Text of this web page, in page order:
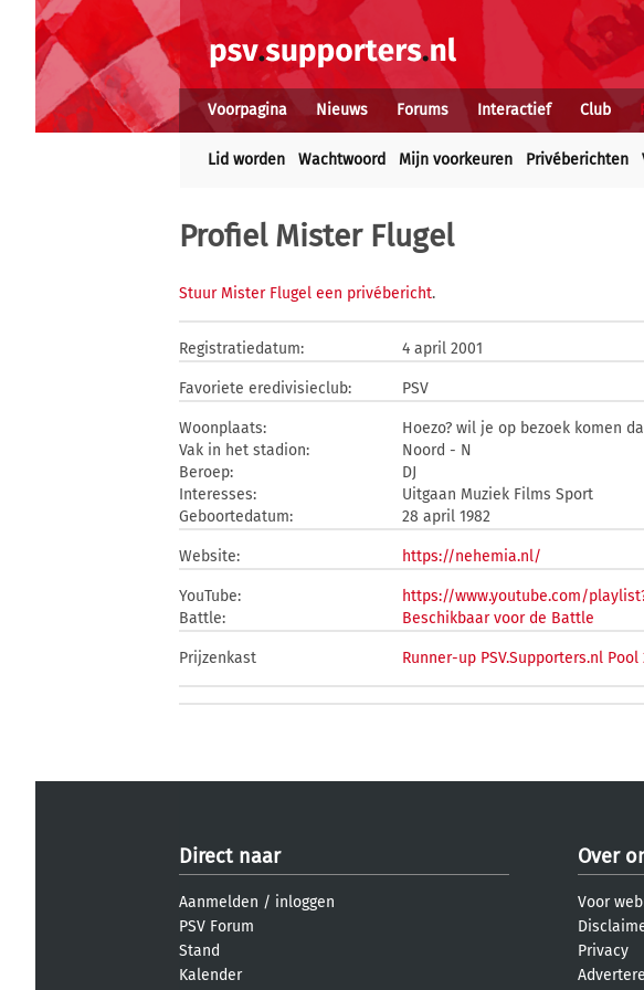
Voorpagina Nieuws Forums Interactief Club
Lid worden Wachtwoord Mijn voorkeuren Privéberichten
Profiel Mister Flugel
Stuur Mister Flugel een privébericht.
Registratiedatum: 4 april 2001
Favoriete eredivisieclub: PSV
Woonplaats:
Hoezo? wil je op bezoek komen
Vak in het stadion:
Noord - N
Beroep:
DJ
Interesses:
Uitgaan Muziek Films Sport
Geboortedatum:
28 april 1982
Website: https://nehemia.nl/
YouTube:
https://www.youtube.com/
Battle:
Beschikbaar voor de Battle
Prijzenkast Runner-up PSV.Supporters.nl Pool
Direct naar
Aanmelden / inloggen
PSV Forum
Stand
Kalender
Over
Voor
Privacy